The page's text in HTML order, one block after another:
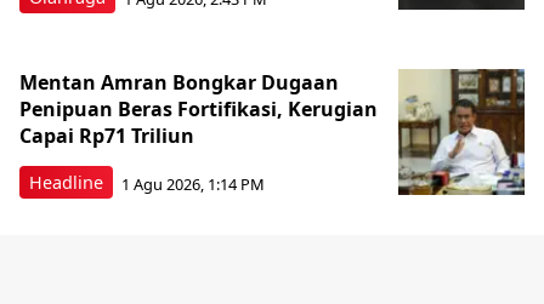
Headline
Mentan Amran Bongkar Dugaan
Penipuan Beras Fortifikasi, Kerugian
Capai Rp71 Triliun
1 Agu 2026, 1:14 PM